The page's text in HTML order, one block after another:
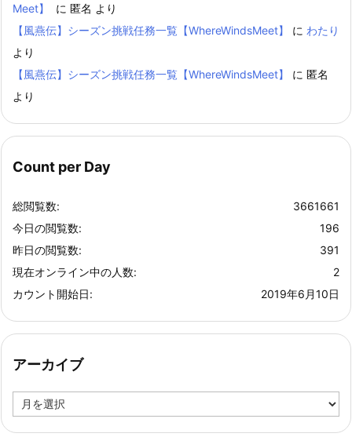
Meet】
に 匿名 より
【風燕伝】シーズン挑戦任務一覧【WhereWindsMeet】
に わたり
より
【風燕伝】シーズン挑戦任務一覧【WhereWindsMeet】
に 匿名
より
Count per Day
3661661
総閲覧数:
196
今日の閲覧数:
391
昨日の閲覧数:
2
現在オンライン中の人数:
2019年6月10日
カウント開始日:
アーカイブ
ー